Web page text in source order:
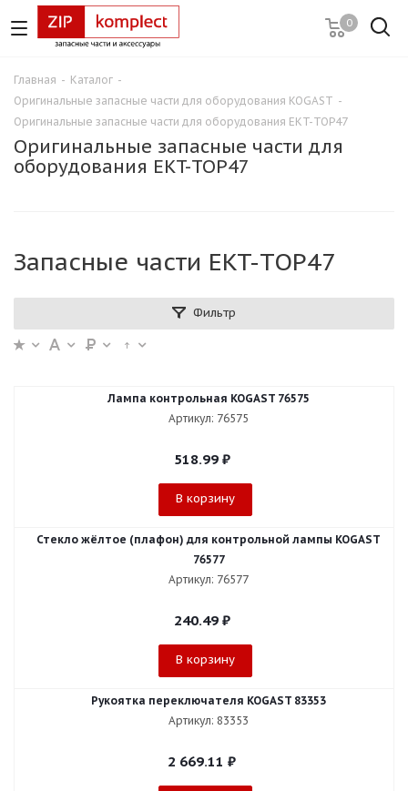
0
Главная - Каталог -
Оригинальные запасные части для оборудования KOGAST -
Оригинальные запасные части для оборудования EKT-TOP47
Оригинальные запасные части для
оборудования EKT-TOP47
Запасные части EKT-TOP47
Фильтр
Лампа контрольная KOGAST 76575
Артикул: 76575
518.99₽
В корзину
Стекло жёлтое (плафон) для контрольной лампы KOGAST
76577
Артикул: 76577
240.49₽
В корзину
Рукоятка переключателя KOGAST 83353
Артикул: 83353
2 669.11 ₽